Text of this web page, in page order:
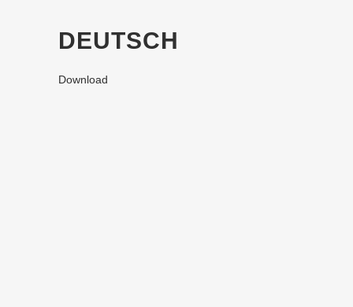
DEUTSCH
Download